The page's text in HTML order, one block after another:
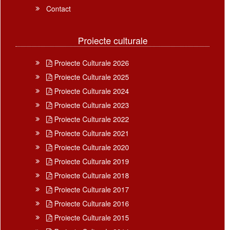
Contact
Proiecte culturale
Proiecte Culturale 2026
Proiecte Culturale 2025
Proiecte Culturale 2024
Proiecte Culturale 2023
Proiecte Culturale 2022
Proiecte Culturale 2021
Proiecte Culturale 2020
Proiecte Culturale 2019
Proiecte Culturale 2018
Proiecte Culturale 2017
Proiecte Culturale 2016
Proiecte Culturale 2015